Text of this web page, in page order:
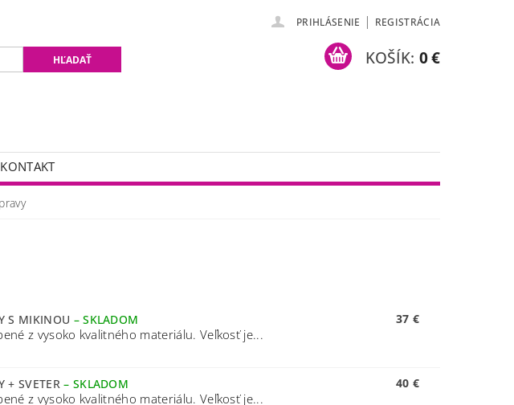
PRIHLÁSENIE | REGISTRÁCIA
KOŠÍK: 0 €
KONTAKT
S MIKINOU –SKLADOM
z vysoko kvalitného materiálu. Veľkosť je...
37 €
+ SVETER– SKLADOM
z vysoko kvalitného materiálu. Veľkosť je...
40 €